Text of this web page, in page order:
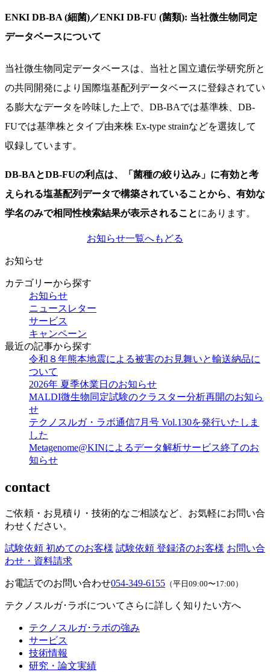
ENKI DB-BA (細菌)／ENKI DB-FU (菌類): 当社微生物同定
データベースについて
当社微生物同定データベースは、当社と国立遺伝学研究所と
の共同開発により国際塩基配列データベースに登録されてい
る膨大なデータを吟味した上で、DB-BAでは基準株、DB-
FUでは基準株とタイプ由来株 Ex-type strainなどを選抜して
収録しています。
DB-BAとDB-FUの利点は、「菌種の絞り込み」に有効と考
えられる塩基配列データで構築されていることから、有効な
学名のみで相同性検索結果が表示されることにあります。
お知らせ一覧へもどる
お知らせ
カテゴリーから探す
お知らせ
ニュースレター
サービス
キャンペーン
最近の記事から探す
令和８年熊本地震による被害のお見舞いと輸送納品に
ついて
2026年 夏季休業日のお知らせ
MALDI微生物同定試験のクラスター分析再開のお知ら
せ
テクノスルガ・ラボ通信7月号 Vol.130を発行いたしま
した
Metagenome@KINによるデータ解析サービス終了のお
知らせ
contact
ご依頼・お見積り・技術的なご相談など、お気軽にお問い合
わせください。
試験依頼 初めてのお客様 試験依頼 登録済のお客様 お問い合
わせ・資料請求
お電話でのお問い合わせ054-349-6155 （平日09:00〜17:00）
テクノスルガ･ラボについてさらに詳しく知りたい方へ
テクノスルガ･ラボの強み
サービス
技術情報
研究・論文実績